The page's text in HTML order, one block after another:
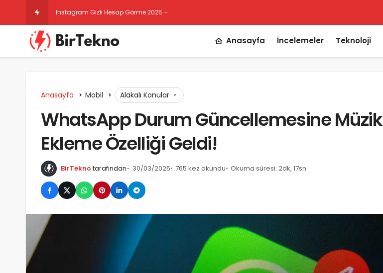
Instagram Gizli Hesap Görme 2025 – Ücretsiz Gizli Hesaplara Bakma
Anasayfa İncelemeler Teknoloji
Anasayfa Mobil Alakalı Konular
WhatsApp Durum Güncellemesine Müzik
Ekleme Özelliği Geldi!
BirTekno tarafından 30/03/2025 765 kez okundu Okuma süresi: 2dk, 17sn